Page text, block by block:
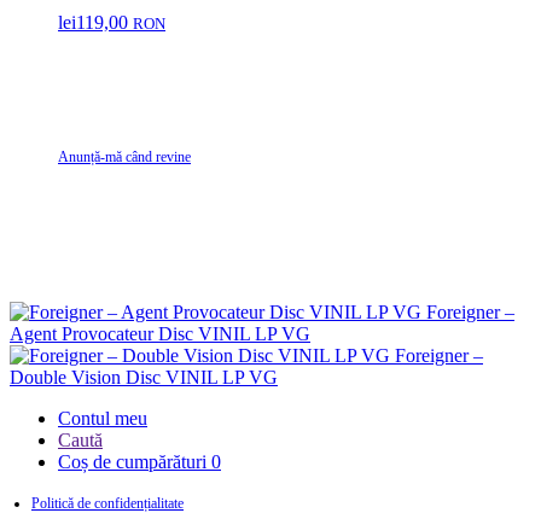
lei119,00 RON
Anunță-mă când revine
Foreigner –
Agent Provocateur Disc VINIL LP VG
Foreigner –
Double Vision Disc VINIL LP VG
Contul meu
Caută
Coș de cumpărături 0
Politică de confidențialitate